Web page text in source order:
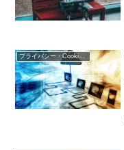
プライバシー・Cookie規制